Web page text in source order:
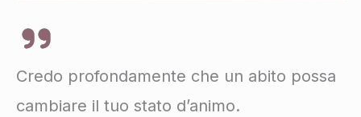
Credo profondamente che un abito possa
cambiare il tuo stato d’animo.